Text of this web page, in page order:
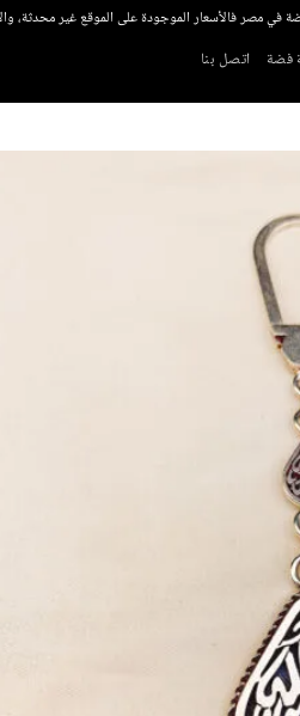
في مصر فالأسعار الموجودة على الموقع غير محدثة،
فضة اتصل بنا